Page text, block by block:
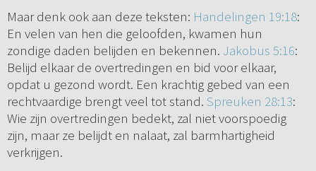
Maar denk ook aan deze teksten: Handelingen 19:18:
En velen van hen die geloofden, kwamen hun
zondige daden belijden en bekennen. Jakobus 5:16:
Belijd elkaar de overtredingen en bid voor elkaar,
opdat u gezond wordt. Een krachtig gebed van een
rechtvaardige brengt veel tot stand. Spreuken 28:13:
Wie zijn overtredingen bedekt, zal niet voorspoedig
zijn, maar ze belijdt en nalaat, zal barmhartigheid
verkrijgen.